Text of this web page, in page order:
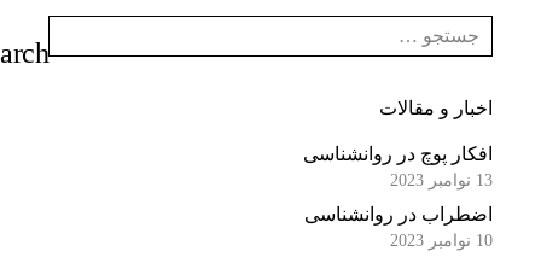
اخبار و مقالات
افکار پوچ در روانشناسی
اضطراب در روانشناسی